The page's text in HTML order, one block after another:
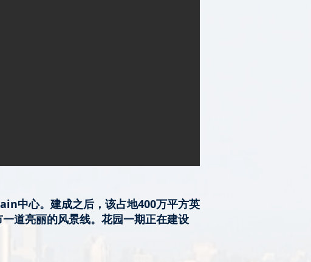
中心。建成之后，该占地400万平方英
道亮丽的风景线。花园一期正在建设